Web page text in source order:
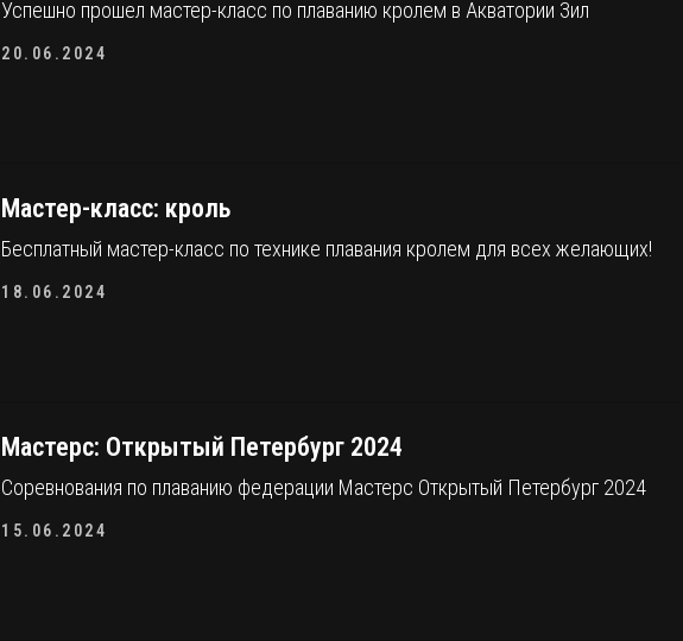
Успешно прошел мастер-класс по плаванию кролем в Акватории Зил
20.06.2024
Мастер-класс: кроль
Бесплатный мастер-класс по технике плавания кролем для всех желающих!
18.06.2024
Мастерс: Открытый Петербург 2024
Соревнования по плаванию федерации Мастерс Открытый Петербург 2024
15.06.2024